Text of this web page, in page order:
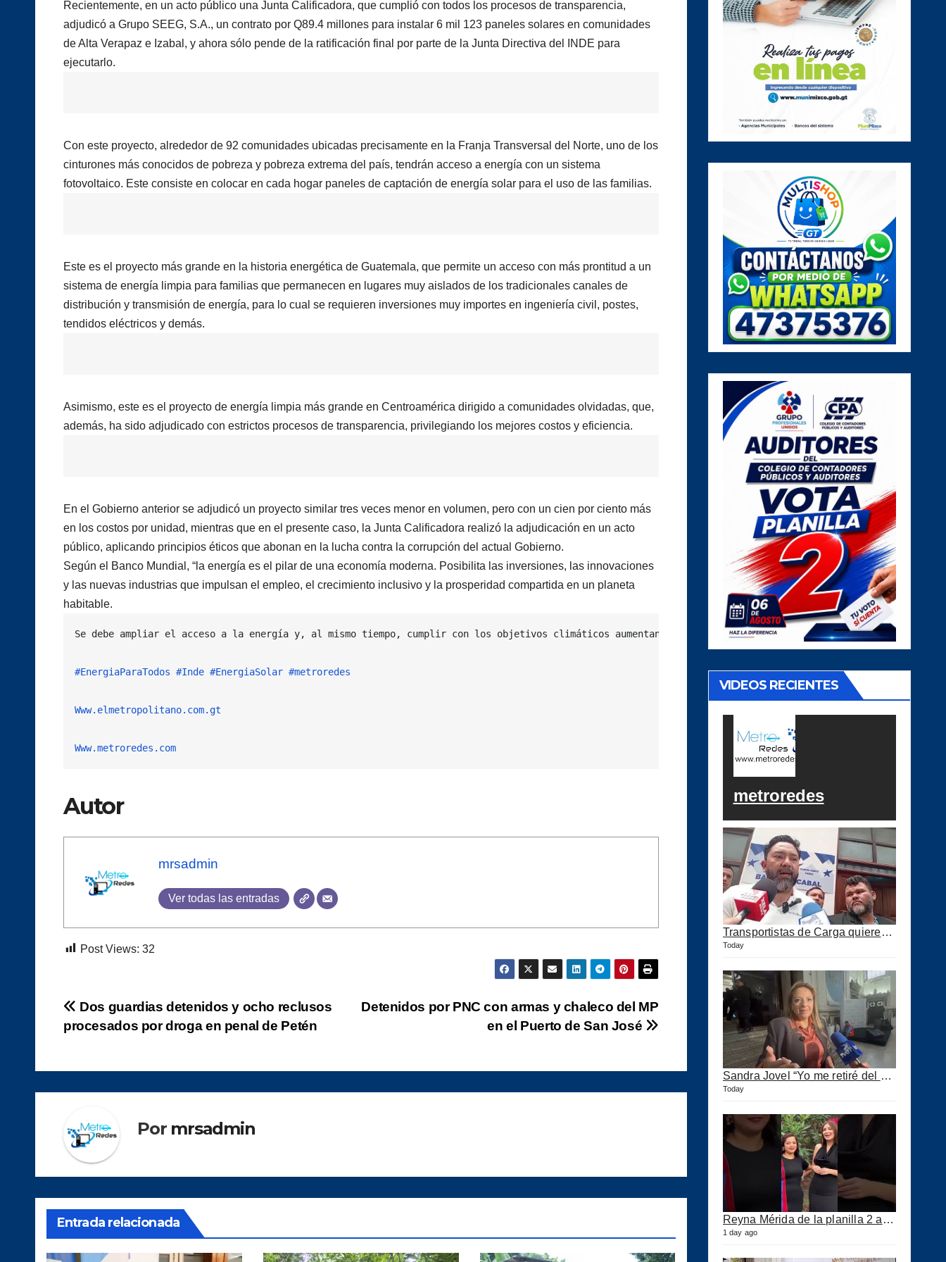
Recientemente, en un acto público una Junta Calificadora, que cumplió con todos los procesos de transparencia,
adjudicó a Grupo SEEG, S.A., un contrato por Q89.4 millones para instalar 6 mil 123 paneles solares en comunidades
de Alta Verapaz e Izabal, y ahora sólo pende de la ratificación final por parte de la Junta Directiva del INDE para
ejecutarlo.
Con este proyecto, alrededor de 92 comunidades ubicadas precisamente en la Franja Transversal del Norte, uno de los
cinturones más conocidos de pobreza y pobreza extrema del país, tendrán acceso a energía con un sistema
fotovoltaico. Este consiste en colocar en cada hogar paneles de captación de energía solar para el uso de las familias.
Este es el proyecto más grande en la historia energética de Guatemala, que permite un acceso con más prontitud a un
sistema de energía limpia para familias que permanecen en lugares muy aislados de los tradicionales canales de
distribución y transmisión de energía, para lo cual se requieren inversiones muy importes en ingeniería civil, postes,
tendidos eléctricos y demás.
Asimismo, este es el proyecto de energía limpia más grande en Centroamérica dirigido a comunidades olvidadas, que,
además, ha sido adjudicado con estrictos procesos de transparencia, privilegiando los mejores costos y eficiencia.
En el Gobierno anterior se adjudicó un proyecto similar tres veces menor en volumen, pero con un cien por ciento más
en los costos por unidad, mientras que en el presente caso, la Junta Calificadora realizó la adjudicación en un acto
público, aplicando principios éticos que abonan en la lucha contra la corrupción del actual Gobierno.
Según el Banco Mundial, “la energía es el pilar de una economía moderna. Posibilita las inversiones, las innovaciones
y las nuevas industrias que impulsan el empleo, el crecimiento inclusivo y la prosperidad compartida en un planeta
habitable.
Se debe ampliar el acceso a la energía y, al mismo tiempo, cumplir con los objetivos climáticos aumentando las inversiones en eficiencia energética y
#EnergiaParaTodos #Inde #EnergiaSolar #metroredes
Www.elmetropolitano.com.gt
Www.metroredes.com
Autor
mrsadmin
Ver todas las entradas
Post Views: 32
Navegación
de
entradas
Detenidos por PNC con armas y chaleco del MP
en el Puerto de San José
Dos guardias detenidos y ocho reclusos
procesados por droga en penal de Petén
Por mrsadmin
Entrada relacionada
VIDEOS RECIENTES
metroredes
Transportistas de Carga quieren Precio Tope a los combustibles
Today
Sandra Jovel “Yo me retiré del Partido Fuerza”
Today
Reyna Mérida de la planilla 2 agradeció a los CPA por su confianza
1 day ago